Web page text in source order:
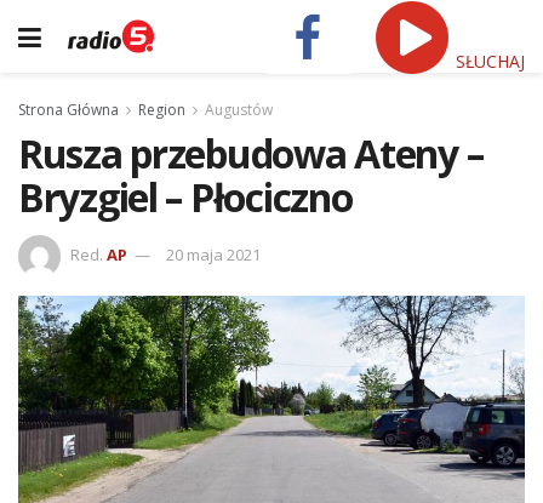
SŁUCHAJ
Strona Główna Region Augustów
Rusza przebudowa Ateny –
Bryzgiel – Płociczno
Red. AP 20 maja 2021